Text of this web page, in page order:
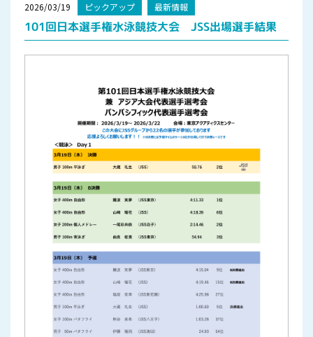
2026/03/19 ピックアップ 最新情報
101回日本選手権水泳競技大会 JSS出場選手結果